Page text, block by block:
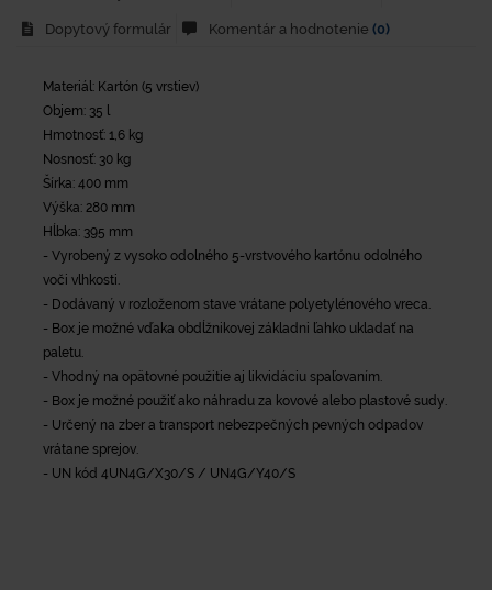
Dopytový formulár Komentár a hodnotenie (0)
Materiál: Kartón (5 vrstiev)
Objem: 35 l
Hmotnosť: 1,6 kg
Nosnosť: 30 kg
Šírka: 400 mm
Výška: 280 mm
Hĺbka: 395 mm
- Vyrobený z vysoko odolného 5-vrstvového kartónu odolného
voči vlhkosti.
- Dodávaný v rozloženom stave vrátane polyetylénového vreca.
- Box je možné vďaka obdĺžnikovej základni ľahko ukladať na
paletu.
- Vhodný na opätovné použitie aj likvidáciu spaľovaním.
- Box je možné použiť ako náhradu za kovové alebo plastové sudy.
- Určený na zber a transport nebezpečných pevných odpadov
vrátane sprejov.
- UN kód 4UN4G/X30/S / UN4G/Y40/S